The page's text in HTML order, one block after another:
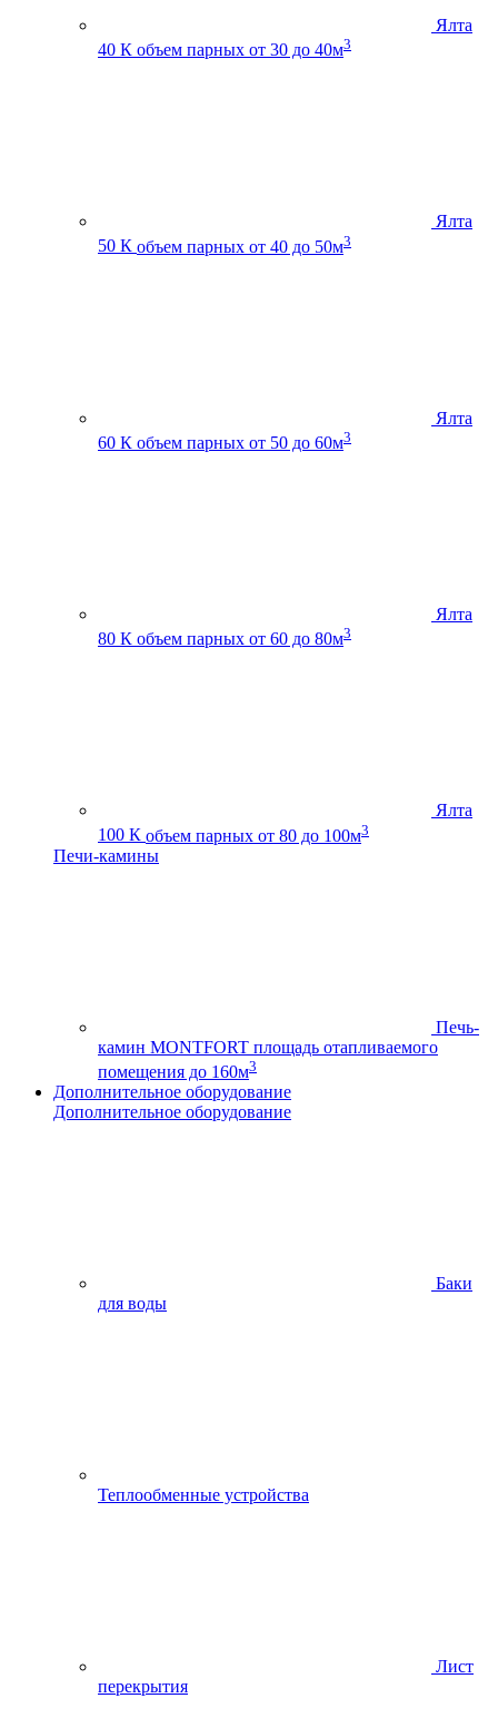
Ялта
40 К объем парных от 30 до 40м3
Ялта
50 К объем парных от 40 до 50м3
Ялта
60 К объем парных от 50 до 60м3
Ялта
80 К объем парных от 60 до 80м3
Ялта
100 К объем парных от 80 до 100м3
Печи-камины
Печь-
камин MONTFORT площадь отапливаемого
помещения до 160м3
Дополнительное оборудование
Дополнительное оборудование
Баки
для воды
Теплообменные устройства
Лист
перекрытия